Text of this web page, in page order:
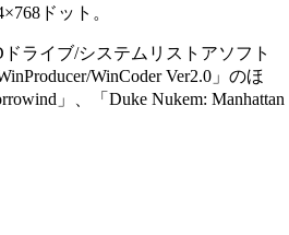
ドット。
ライブ/システムリストアソフト
WinCoder Ver2.0」のほ
」、「Duke Nukem: Manhattan